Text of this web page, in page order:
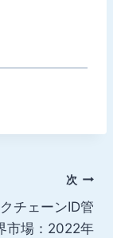
次
チェーンID管
市場：2022年